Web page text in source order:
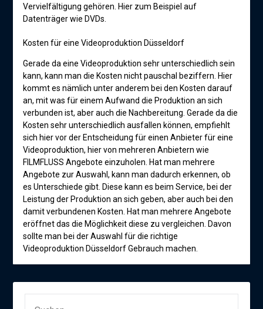
Vervielfältigung gehören. Hier zum Beispiel auf
Datenträger wie DVDs.
Kosten für eine Videoproduktion Düsseldorf
Gerade da eine Videoproduktion sehr unterschiedlich sein
kann, kann man die Kosten nicht pauschal beziffern. Hier
kommt es nämlich unter anderem bei den Kosten darauf
an, mit was für einem Aufwand die Produktion an sich
verbunden ist, aber auch die Nachbereitung. Gerade da die
Kosten sehr unterschiedlich ausfallen können, empfiehlt
sich hier vor der Entscheidung für einen Anbieter für eine
Videoproduktion, hier von mehreren Anbietern wie
FILMFLUSS Angebote einzuholen. Hat man mehrere
Angebote zur Auswahl, kann man dadurch erkennen, ob
es Unterschiede gibt. Diese kann es beim Service, bei der
Leistung der Produktion an sich geben, aber auch bei den
damit verbundenen Kosten. Hat man mehrere Angebote
eröffnet das die Möglichkeit diese zu vergleichen. Davon
sollte man bei der Auswahl für die richtige
Videoproduktion Düsseldorf Gebrauch machen.